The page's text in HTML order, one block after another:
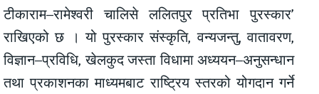
टीकाराम–रामेश्वरी चालिसे ललितपुर प्रतिभा पुरस्कार’
राखिएको छ । यो पुरस्कार संस्कृति, वन्यजन्तु, वातावरण,
विज्ञान–प्रविधि, खेलकुद जस्ता विधामा अध्ययन–अनुसन्धान
तथा प्रकाशनका माध्यमबाट राष्ट्रिय स्तरको योगदान गर्ने